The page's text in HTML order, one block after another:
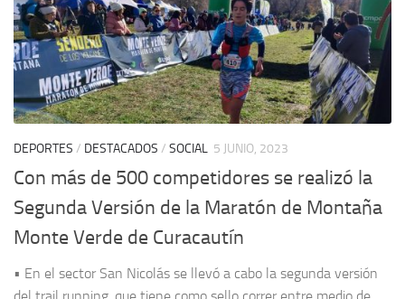
DEPORTES / DESTACADOS / SOCIAL 5 JUNIO, 2023
Con más de 500 competidores se realizó la
Segunda Versión de la Maratón de Montaña
Monte Verde de Curacautín
• En el sector San Nicolás se llevó a cabo la segunda versión